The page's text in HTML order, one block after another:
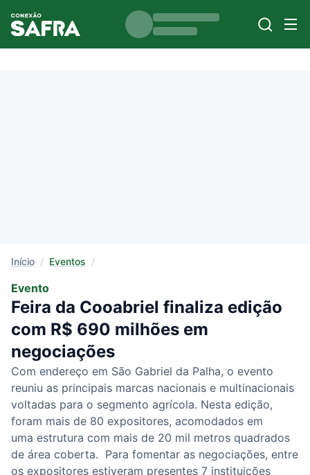
Início / Eventos /
Evento
Feira da Cooabriel finaliza edição
com R$ 690 milhões em
negociações
Com endereço em São Gabriel da Palha, o evento
reuniu as principais marcas nacionais e multinacionais
voltadas para o segmento agrícola. Nesta edição,
foram mais de 80 expositores, acomodados em
uma estrutura com mais de 20 mil metros quadrados
de área coberta. Para fomentar as negociações, entre
os expositores estiveram presentes 7 instituições